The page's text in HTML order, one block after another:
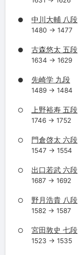
● 中川大輔 八段
1480 → 1477
● 古森悠太 五段
1634 → 1629
● 先崎学 九段
1489 → 1484
○ 上野裕寿 五段
1746 → 1752
○ 門倉啓太 六段
1547 → 1554
○ 出口若武 六段
1687 → 1692
○ 野月浩貴 八段
1582 → 1587
○ 宮田敦史 七段
1523 → 1535